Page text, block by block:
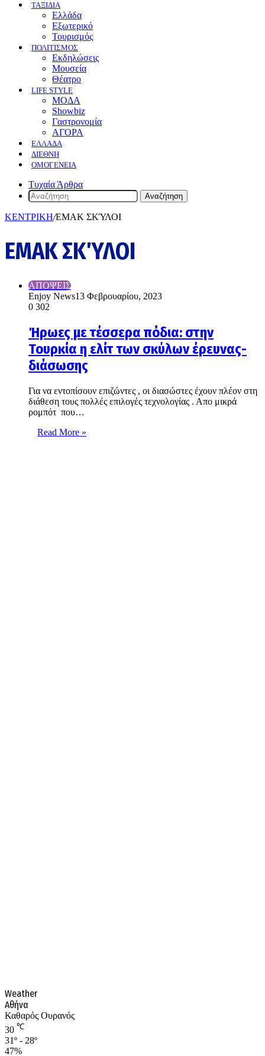
ΤΑΞΙΔΙΑ
Ελλάδα
Εξωτερικό
Τουρισμός
ΠΟΛΙΤΙΣΜΟΣ
Eκδηλώσεις
Mουσεία
Θέατρο
LIFE STYLE
ΜΟΔΑ
Showbiz
Γαστρονομία
ΑΓΟΡΑ
ΕΛΛΆΔΑ
ΔΙΕΘΝΉ
ΟΜΟΓΈΝΕΙΑ
Τυχαία Άρθρα
Αναζήτηση
ΚΕΝΤΡΙΚΗ/ΕΜΑΚ ΣΚΎΛΟΙ
ΕΜΑΚ ΣΚΎΛΟΙ
ΑΠΟΨΕΙΣ
Enjoy News13 Φεβρουαρίου, 2023
0 302
Ήρωες με τέσσερα πόδια: στην
Τουρκία η ελίτ των σκύλων έρευνας-
διάσωσης
Για να εντοπίσουν επιζώντες , οι διασώστες έχουν πλέον στη
διάθεση τους πολλές επιλογές τεχνολογίας . Απο μικρά
ρομπότ που…
Read More »
Weather
Αθήνα
Καθαρός Ουρανός
30 ℃
31º - 28º
47%